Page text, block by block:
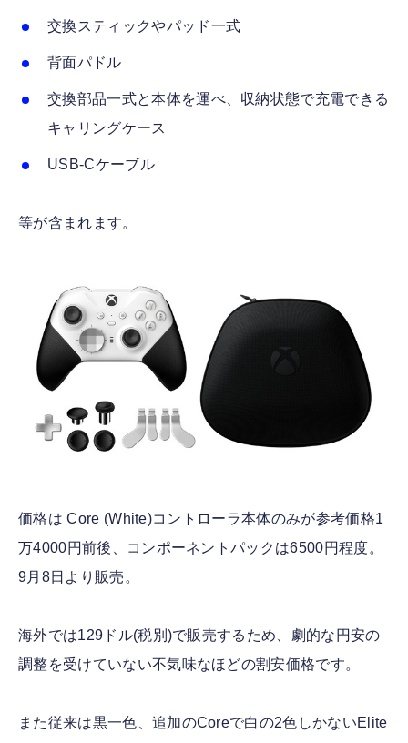
交換スティックやパッド一式
背面パドル
交換部品一式と本体を運べ、収納状態で充電できる
キャリングケース
USB-Cケーブル
等が含まれます。
価格は Core (White)コントローラ本体のみが参考価格1
万4000円前後、コンポーネントパックは6500円程度。
9月8日より販売。
海外では129ドル(税別)で販売するため、劇的な円安の
調整を受けていない不気味なほどの割安価格です。
また従来は黒一色、追加のCoreで白の2色しかないElite